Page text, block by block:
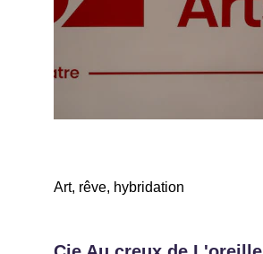
Art, rêve, hybridation